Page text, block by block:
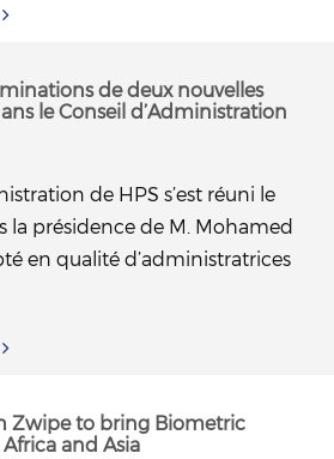
de deux nouvelles
le Conseil d’Administration
de HPS s’est réuni le
la présidence de M. Mohamed
en qualité d’administratrices
Zwipe to bring Biometric
and Asia